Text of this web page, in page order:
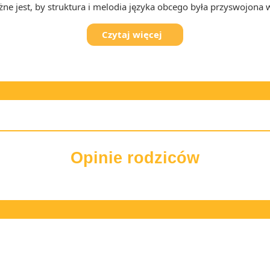
jest, by struktura i melodia języka obcego była przyswojona
Czytaj więcej
Opinie rodziców